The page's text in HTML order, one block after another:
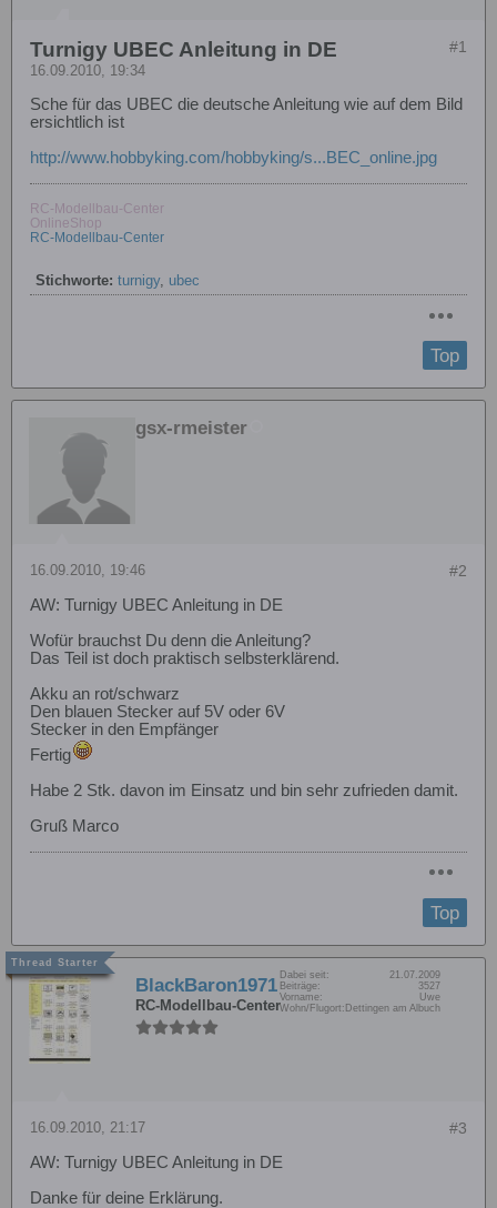
#1
Turnigy UBEC Anleitung in DE
16.09.2010, 19:34
Sche für das UBEC die deutsche Anleitung wie auf dem Bild
ersichtlich ist
http://www.hobbyking.com/hobbyking/s...BEC_online.jpg
RC-Modellbau-Center
OnlineShop
RC-Modellbau-Center
Stichworte: turnigy, ubec
Top
gsx-rmeister
#2
16.09.2010, 19:46
AW: Turnigy UBEC Anleitung in DE
Wofür brauchst Du denn die Anleitung?
Das Teil ist doch praktisch selbsterklärend.
Akku an rot/schwarz
Den blauen Stecker auf 5V oder 6V
Stecker in den Empfänger
Fertig
Habe 2 Stk. davon im Einsatz und bin sehr zufrieden damit.
Gruß Marco
Top
BlackBaron1971
RC-Modellbau-Center
Dabei seit:
21.07.2009
Beiträge:
3527
Vorname:
Uwe
Wohn/Flugort: Dettingen am Albuch
#3
16.09.2010, 21:17
AW: Turnigy UBEC Anleitung in DE
Danke für deine Erklärung.